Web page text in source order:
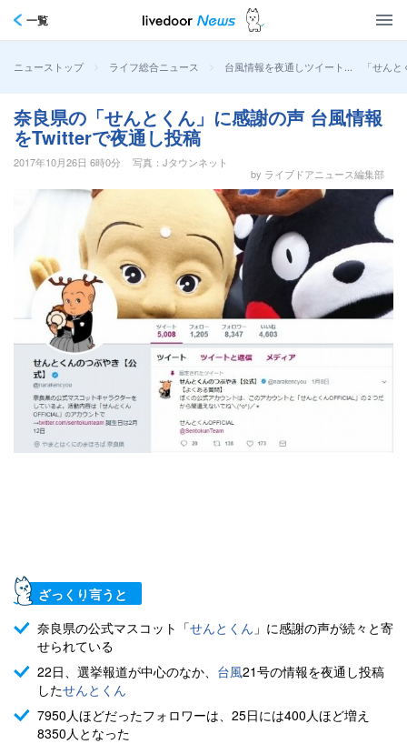
一覧
ニューストップ > ライフ総合ニュース > 台風情報を夜通しツイート... 「せんと
奈良県の「せんとくん」に感謝の声 台風情報
をTwitterで夜通し投稿
2017年10月26日 6時0分
写真：Jタウンネット
by ライブドアニュース編集部
ざっくり言うと
奈良県の公式マスコット「せんとくん 」に感謝の声が続々と寄
せられている
22日、選挙報道が中心のなか、 台風21号の情報を夜通し投稿
したせんとくん
7950人ほどだったフォロワーは、25日には400人ほど増え
8350人となった